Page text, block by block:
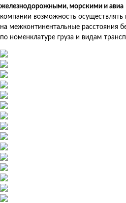
железнодорожными, морскими и авиа
компании возможность осуществлять
на межконтинентальные расстояния
по номенклатуре груза и видам